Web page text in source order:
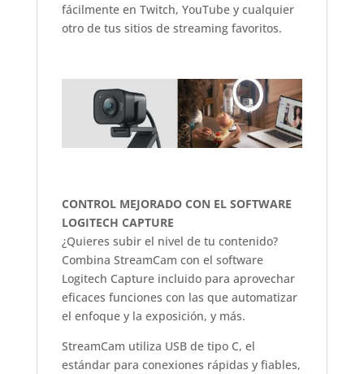
fácilmente en Twitch, YouTube y cualquier
otro de tus sitios de streaming favoritos.
CONTROL MEJORADO CON EL SOFTWARE
LOGITECH CAPTURE
¿Quieres subir el nivel de tu contenido?
Combina StreamCam con el software
Logitech Capture incluido para aprovechar
eficaces funciones con las que automatizar
el enfoque y la exposición, y más.
StreamCam utiliza USB de tipo C, el
estándar para conexiones rápidas y fiables,